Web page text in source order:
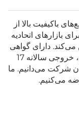
باکیفیت بالا از
بازارهای اتحادیه
می‌کند. دارای گواهی
ISO/BSCI، کارخانه 20,000 مترمربعی، خروجی سالانه 17
شرکت می‌دانیم. ما
می‌کنیم.